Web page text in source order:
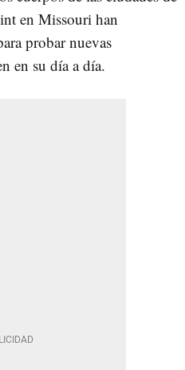
en Missouri han
probar nuevas
en su día a día.